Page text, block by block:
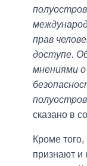
прав
доступе.
мнениями
сказано в
Кроме
признают и